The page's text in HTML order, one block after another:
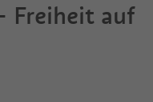
Freiheit auf